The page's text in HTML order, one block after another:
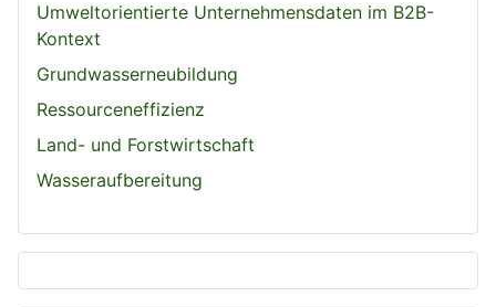
Umweltorientierte Unternehmensdaten im B2B-
Kontext
Grundwasserneubildung
Ressourceneffizienz
Land- und Forstwirtschaft
Wasseraufbereitung